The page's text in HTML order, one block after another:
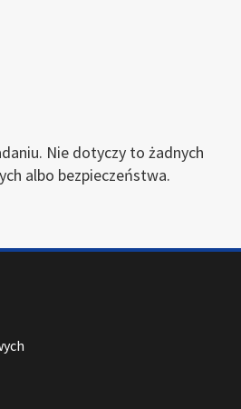
Nie dotyczy to żadnych
albo bezpieczeństwa.